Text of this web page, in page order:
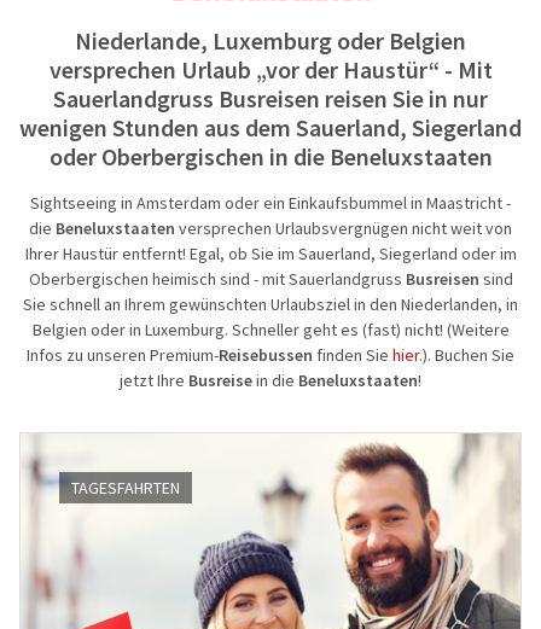
Die Welt
Busreisen
Städte-,
Aktivreisen
60plus
Flugreisen
Italien
Frankreich
Reisegutschein
Gruppenermäßigung
Optionale Leistungen bei der
Reiseschutz Versicherung
Informationen
Rundum Sorglos Paket
Gewinnspielinformationen
Fahrzeuge
Qualität für Ihre Sicherheit
Imagevideos
Niederlande, Luxemburg oder Belgien
versprechen Urlaub „vor der Haustür“ - Mit
Sauerlandgruss Busreisen reisen Sie in nur
wenigen Stunden aus dem Sauerland, Siegerland
oder Oberbergischen in die Beneluxstaaten
Sightseeing in Amsterdam oder ein Einkaufsbummel in Maastricht -
die Beneluxstaaten versprechen Urlaubsvergnügen nicht weit von
Ihrer Haustür entfernt! Egal, ob Sie im Sauerland, Siegerland oder im
Oberbergischen heimisch sind - mit Sauerlandgruss Busreisen sind
Sie schnell an Ihrem gewünschten Urlaubsziel in den Niederlanden, in
Belgien oder in Luxemburg. Schneller geht es (fast) nicht! (Weitere
Infos zu unseren Premium-Reisebussen finden Sie hier.). Buchen Sie
jetzt Ihre Busreisein die Beneluxstaaten!
TAGESFAHRTEN